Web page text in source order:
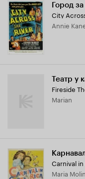
Город
City
Annie
Театр у
Fireside
Marian
Carnival
Maria